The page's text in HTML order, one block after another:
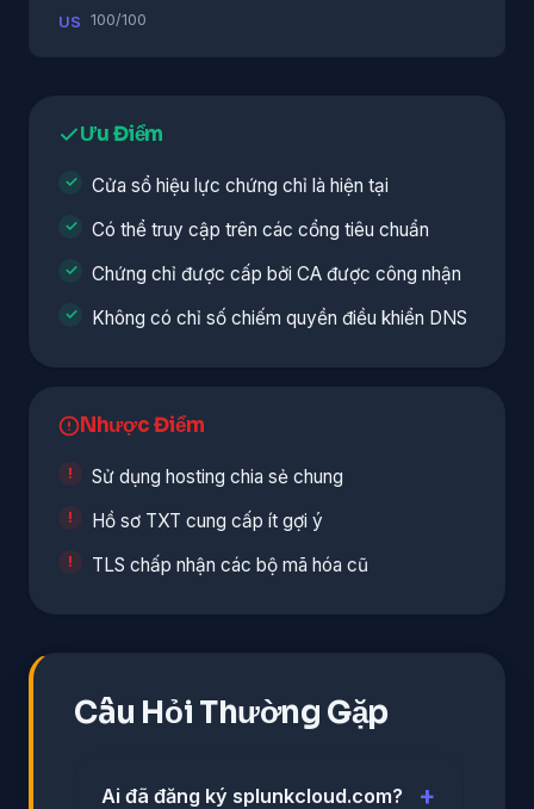
US 100/100
Ưu Điểm
Cửa sổ hiệu lực chứng chỉ là hiện tại
Có thể truy cập trên các cổng tiêu chuẩn
Chứng chỉ được cấp bởi CA được công nhận
Không có chỉ số chiếm quyền điều khiển DNS
Nhược Điểm
Sử dụng hosting chia sẻ chung
Hồ sơ TXT cung cấp ít gợi ý
TLS chấp nhận các bộ mã hóa cũ
Câu Hỏi Thường Gặp
Ai đã đăng ký splunkcloud.com?